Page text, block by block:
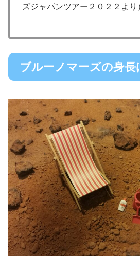
ズジャパンツアー２０２２より
ブルーノマーズの身長